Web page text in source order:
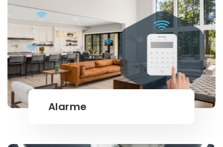
Alarme